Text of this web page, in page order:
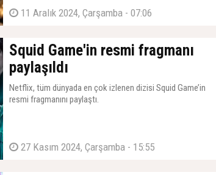
11 Aralık 2024, Çarşamba - 07:06
Squid Game'in resmi fragmanı
paylaşıldı
Netflix, tüm dünyada en çok izlenen dizisi Squid Game’in
resmi fragmanını paylaştı.
27 Kasım 2024, Çarşamba - 15:55